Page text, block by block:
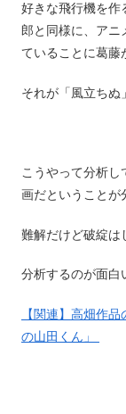
好きな飛行機を作
郎と同様に、アニ
ていることに葛藤
それが「風立ちぬ
こうやって分析
画だということが
難解だけど破綻は
分析するのが面白
【関連】高畑作
の山田くん」